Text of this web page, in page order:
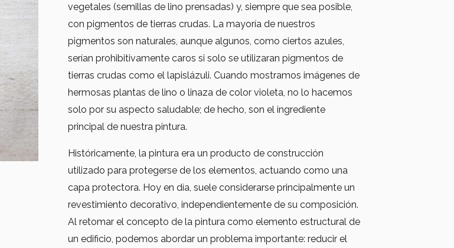
vegetales (semillas de lino prensadas) y, siempre que sea posible,
con pigmentos de tierras crudas. La mayoría de nuestros
pigmentos son naturales, aunque algunos, como ciertos azules,
serían prohibitivamente caros si solo se utilizaran pigmentos de
tierras crudas como el lapislázuli. Cuando mostramos imágenes de
hermosas plantas de lino o linaza de color violeta, no lo hacemos
solo por su aspecto saludable; de hecho, son el ingrediente
principal de nuestra pintura.
Históricamente, la pintura era un producto de construcción
utilizado para protegerse de los elementos, actuando como una
capa protectora. Hoy en día, suele considerarse principalmente un
revestimiento decorativo, independientemente de su composición.
Al retomar el concepto de la pintura como elemento estructural de
un edificio, podemos abordar un problema importante: reducir el